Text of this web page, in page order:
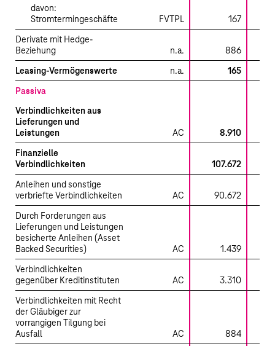
davon:
Stromtermingeschäfte
FVTPL 167
Derivate mit Hedge-
Beziehung
n.a. 886
Leasing-Vermögenswerte n.a. 165
Passiva
Verbindlichkeiten aus
Lieferungen und
Leistungen
AC 8.910
Finanzielle
Verbindlichkeiten
107.672
Anleihen und sonstige
verbriefte Verbindlichkeiten
AC 90.672
Durch Forderungen aus
Lieferungen und Leistungen
besicherte Anleihen (Asset
Backed Securities)
AC 1.439
Verbindlichkeiten
gegenüber Kreditinstituten
AC 3.310
Verbindlichkeiten mit Recht
der Gläubiger zur
vorrangigen Tilgung bei
Ausfall
AC 884